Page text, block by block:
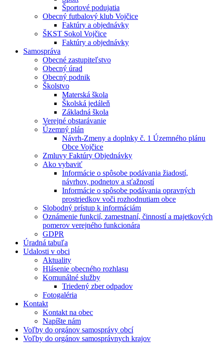
Športové podujatia
Obecný futbalový klub Vojčice
Faktúry a objednávky
ŠKST Sokol Vojčice
Faktúry a objednávky
Samospráva
Obecné zastupiteľstvo
Obecný úrad
Obecný podnik
Školstvo
Materská škola
Školská jedáleň
Základná škola
Verejné obstarávanie
Územný plán
Návrh-Zmeny a doplnky č. 1 Územného plánu
Obce Vojčice
Zmluvy Faktúry Objednávky
Ako vybaviť
Informácie o spôsobe podávania žiadostí,
návrhov, podnetov a sťažností
Informácie o spôsobe podávania opravných
prostriedkov voči rozhodnutiam obce
Slobodný prístup k informáciám
Oznámenie funkcií, zamestnaní, činností a majetkových
pomerov verejného funkcionára
GDPR
Úradná tabuľa
Udalosti v obci
Aktuality
Hlásenie obecného rozhlasu
Komunálné služby
Triedený zber odpadov
Fotogaléria
Kontakt
Kontakt na obec
Napíšte nám
Voľby do orgánov samosprávy obcí
Voľby do orgánov samosprávnych krajov